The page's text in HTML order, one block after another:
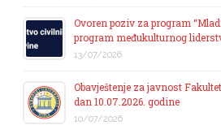
Ovoren poziv za program
program međukulturnog
13/07/2026
Obavještenje za javnost
dan 10.07.2026. godine
10/07/2026